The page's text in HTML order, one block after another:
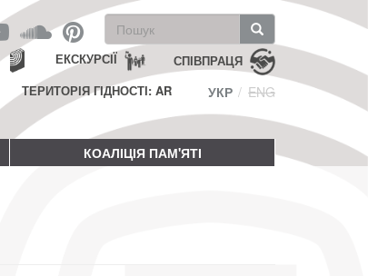
Пошукова
форма
Пошук СПІВПРАЦЯ
ЕКСКУРСІЇ
ТЕРИТОРІЯ ГІДНОСТІ: AR
УКР ENG
КОАЛІЦІЯ ПАМ'ЯТІ